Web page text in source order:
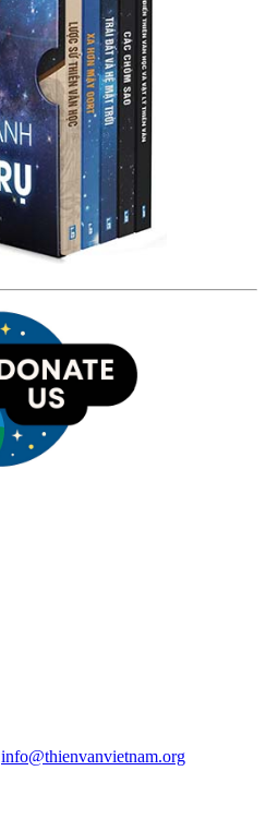
info@thienvanvietnam.org